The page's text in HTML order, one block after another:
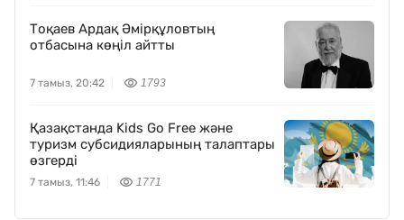
Тоқаев Ардақ Әмірқұловтың
отбасына көңіл айтты
7 тамыз, 20:42 1793
Қазақстанда Kids Go Free және
туризм субсидияларының талаптары
өзгерді
7 тамыз, 11:46 1771